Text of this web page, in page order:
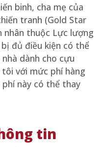
binh, cha mẹ của
tranh (Gold Star
nhân thuộc Lực lượng
đủ điều kiện có thể
dành cho cựu
với mức phí hàng
này có thể thay
tin